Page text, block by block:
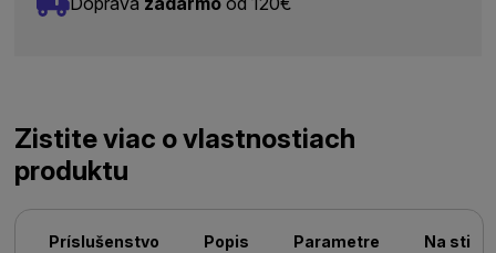
Zistite viac o vlastnostiach
produktu
Príslušenstvo Popis Parametre Na